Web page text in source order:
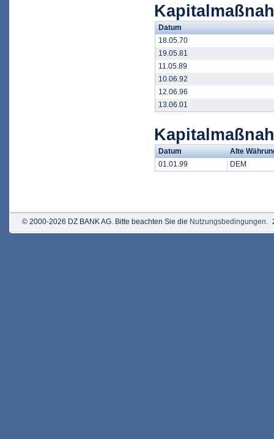
Datum
18.05.70
19.05.81
11.05.89
10.06.92
12.06.96
13.06.01
Datum
Alte
01.01.99
DEM
© 2000-2026 DZ BANK AG. Bitte beachten Sie die Nutzungsbedingungen.